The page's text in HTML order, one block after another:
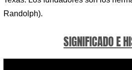
Randolph).
SIGNIFICADO E